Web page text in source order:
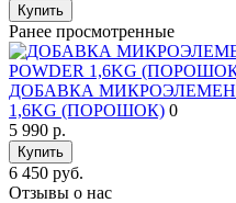
Купить
Ранее просмотренные
ДОБАВКА
1,6KG (ПОРОШОК) 0
5 990 р.
Купить
6 450 руб.
Отзывы о нас